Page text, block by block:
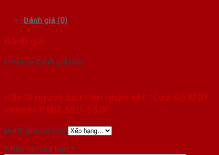
Đánh giá (0)
Đánh giá
Chưa có đánh giá nào.
Hãy là người đầu tiên nhận xét “Cửa Gỗ MDF
veneer P1R2 ASH-SGD”
Đánh giá của bạn
Nhận xét của bạn *